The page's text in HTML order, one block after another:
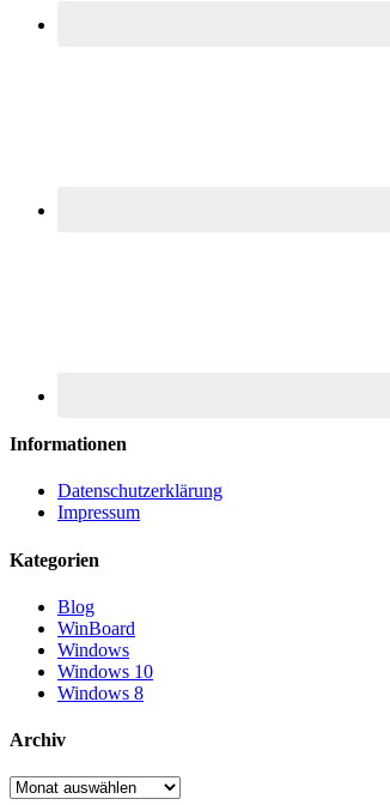
Informationen
Datenschutzerklärung
Impressum
Kategorien
Blog
WinBoard
Windows
Windows 10
Windows 8
Archiv
Archiv